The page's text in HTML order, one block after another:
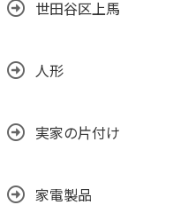
世田谷区上馬
人形
実家の片付け
家電製品